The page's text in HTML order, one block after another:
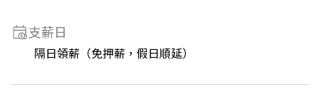
支薪日
隔日領薪（免押薪，假日順延）